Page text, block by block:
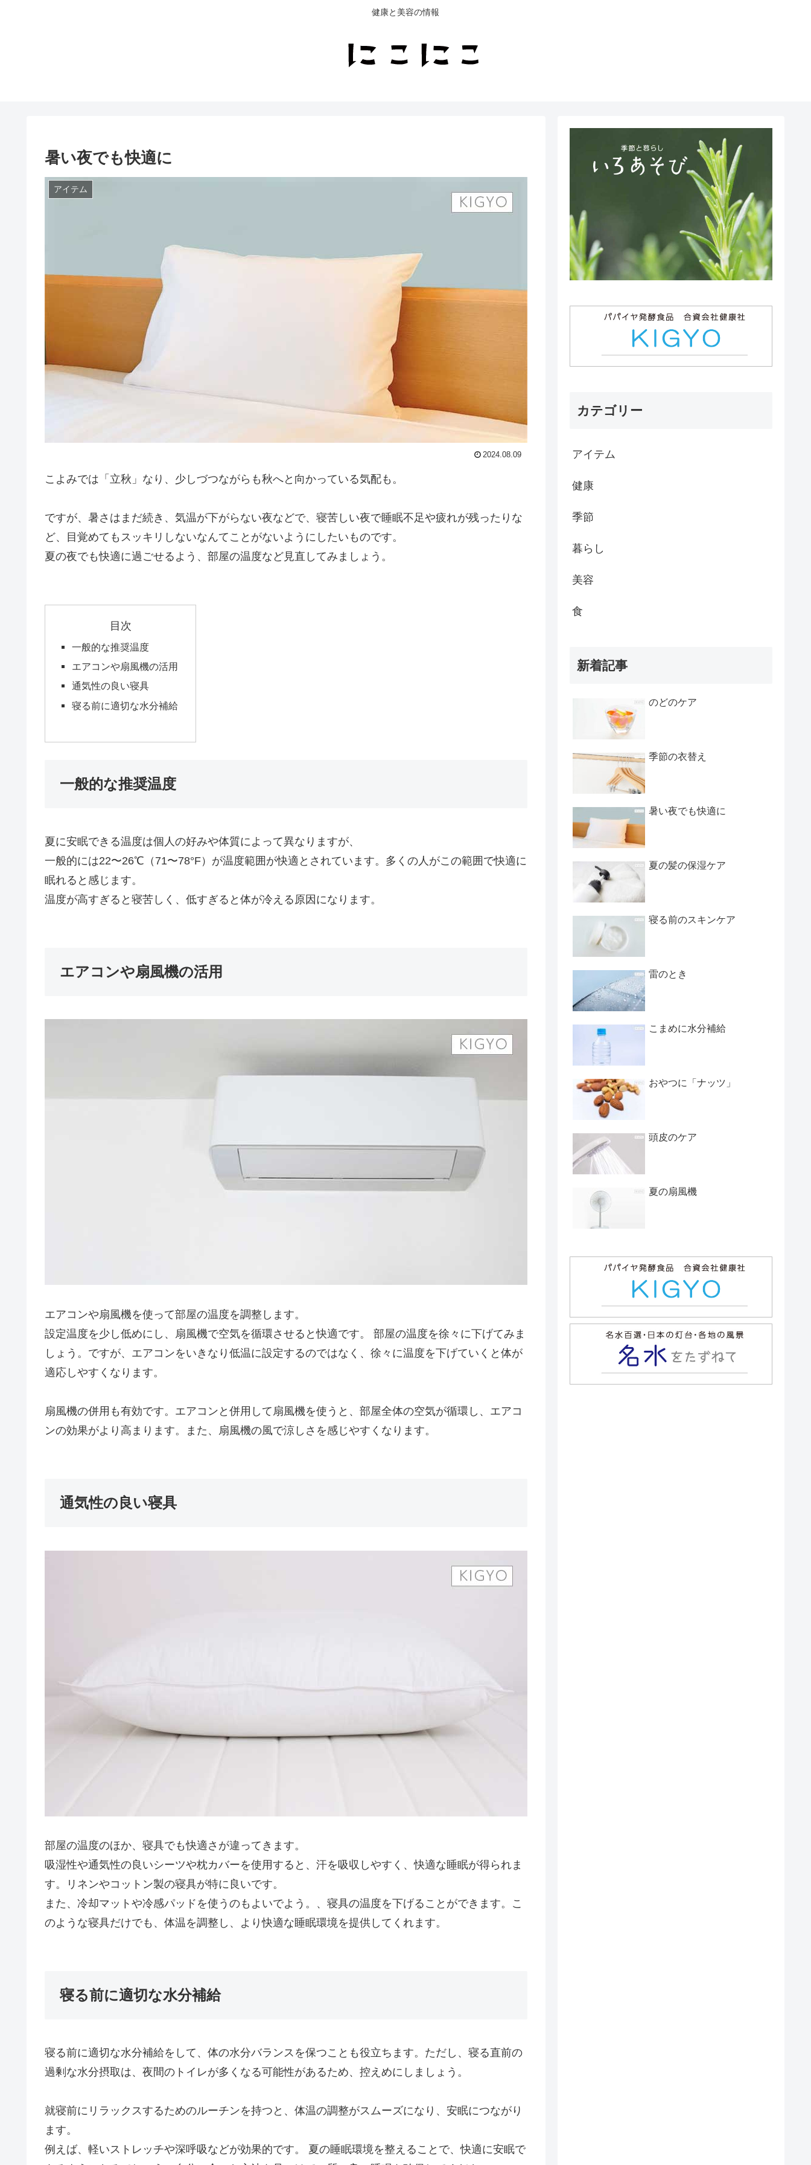
健康と美容の情報
暑い夜でも快適に
アイテム
2024.08.09
こよみでは「立秋」なり、少しづつながらも秋へと向かっている気配も。
ですが、暑さはまだ続き、気温が下がらない夜などで、寝苦しい夜で睡眠不足や疲れが残ったりな
ど、目覚めてもスッキリしないなんてことがないようにしたいものです。
夏の夜でも快適に過ごせるよう、部屋の温度など見直してみましょう。
目次
一般的な推奨温度
エアコンや扇風機の活用
通気性の良い寝具
寝る前に適切な水分補給
一般的な推奨温度
夏に安眠できる温度は個人の好みや体質によって異なりますが、
一般的には22〜26℃（71〜78°F）が温度範囲が快適とされています。多くの人がこの範囲で快適に
眠れると感じます。
温度が高すぎると寝苦しく、低すぎると体が冷える原因になります。
エアコンや扇風機の活用
エアコンや扇風機を使って部屋の温度を調整します。
設定温度を少し低めにし、扇風機で空気を循環させると快適です。 部屋の温度を徐々に下げてみま
しょう。ですが、エアコンをいきなり低温に設定するのではなく、徐々に温度を下げていくと体が
適応しやすくなります。
扇風機の併用も有効です。エアコンと併用して扇風機を使うと、部屋全体の空気が循環し、エアコ
ンの効果がより高まります。また、扇風機の風で涼しさを感じやすくなります。
通気性の良い寝具
部屋の温度のほか、寝具でも快適さが違ってきます。
吸湿性や通気性の良いシーツや枕カバーを使用すると、汗を吸収しやすく、快適な睡眠が得られま
す。リネンやコットン製の寝具が特に良いです。
また、冷却マットや冷感パッドを使うのもよいでよう。、寝具の温度を下げることができます。こ
のような寝具だけでも、体温を調整し、より快適な睡眠環境を提供してくれます。
寝る前に適切な水分補給
寝る前に適切な水分補給をして、体の水分バランスを保つことも役立ちます。ただし、寝る直前の
過剰な水分摂取は、夜間のトイレが多くなる可能性があるため、控えめにしましょう。
就寝前にリラックスするためのルーチンを持つと、体温の調整がスムーズになり、安眠につながり
ます。
例えば、軽いストレッチや深呼吸などが効果的です。 夏の睡眠環境を整えることで、快適に安眠で
カテゴリー
アイテム
健康
季節
暮らし
美容
食
新着記事
のどのケア
季節の衣替え
暑い夜でも快適に
夏の髪の保湿ケア
寝る前のスキンケア
雷のとき
こまめに水分補給
おやつに「ナッツ」
頭皮のケア
夏の扇風機